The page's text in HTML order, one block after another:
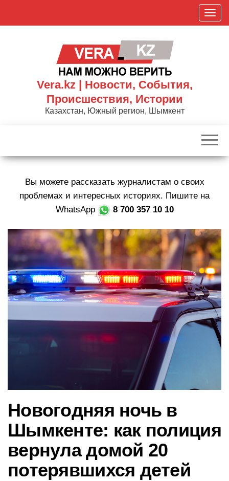
П
о
к
р
в
и
г
а
ц
и
ю
Vera.kz | Новости, События,
Происшествия, Истории
Казахстан, Южный регион, Шымкент
Вы можете рассказать журналистам о своих
проблемах и интересных историях. Пишите на
WhatsApp
8 700 357 10 10
Новогодняя ночь в
Шымкенте: как полиция
вернула домой 20
потерявшихся детей